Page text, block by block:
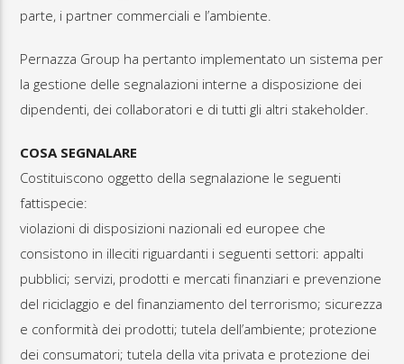
parte, i partner commerciali e l’ambiente.
Pernazza Group ha pertanto implementato un sistema per
la gestione delle segnalazioni interne a disposizione dei
dipendenti, dei collaboratori e di tutti gli altri stakeholder.
COSA SEGNALARE
Costituiscono oggetto della segnalazione le seguenti
fattispecie:
violazioni di disposizioni nazionali ed europee che
consistono in illeciti riguardanti i seguenti settori: appalti
pubblici; servizi, prodotti e mercati finanziari e prevenzione
del riciclaggio e del finanziamento del terrorismo; sicurezza
e conformità dei prodotti; tutela dell’ambiente; protezione
dei consumatori; tutela della vita privata e protezione dei